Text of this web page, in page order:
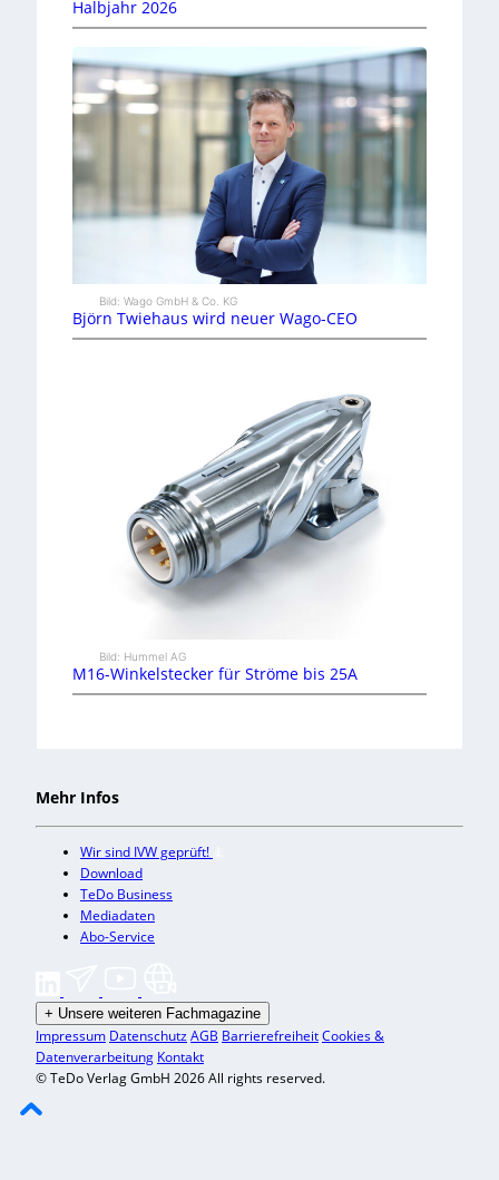
Halbjahr 2026
Bild: Wago GmbH & Co. KG
Björn Twiehaus wird neuer Wago-CEO
Bild: Hummel AG
M16-Winkelstecker für Ströme bis 25A
Mehr Infos
Wir sind IVW geprüft!
Download
TeDo Business
Mediadaten
Abo-Service
+ Unsere weiteren Fachmagazine
Impressum DatenschutzAGB BarrierefreiheitCookies &
Datenverarbeitung Kontakt
© TeDo Verlag GmbH 2026 All rights reserved.